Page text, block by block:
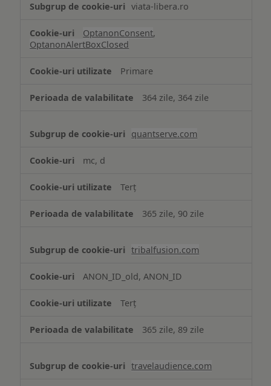
viata-libera.ro
OptanonConsent,
OptanonAlertBoxClosed
Primare
364 zile, 364 zile
quantserve.com
mc, d
Terț
365 zile, 90 zile
tribalfusion.com
ANON_ID_old, ANON_ID
Terț
365 zile, 89 zile
travelaudience.com